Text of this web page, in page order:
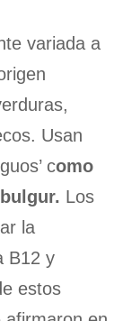
variada a
Usan
como
Los
la
B12 y
estos